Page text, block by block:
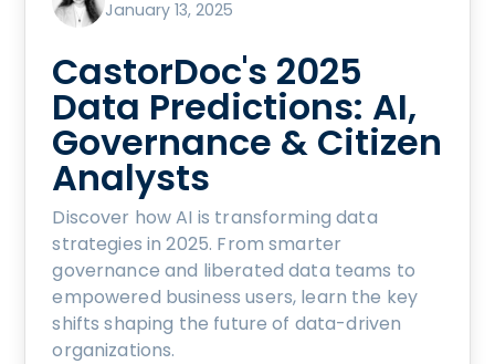
January 13, 2025
CastorDoc's 2025
Data Predictions: AI,
Governance & Citizen
Analysts
Discover how AI is transforming data
strategies in 2025. From smarter
governance and liberated data teams to
empowered business users, learn the key
shifts shaping the future of data-driven
organizations.